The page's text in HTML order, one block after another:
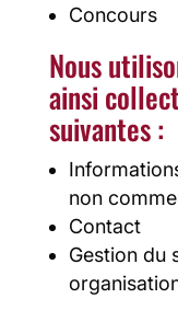
Concours
Nous
ainsi
suivantes :
non
Contact
Gestion du